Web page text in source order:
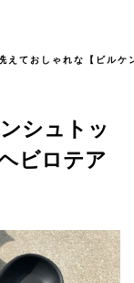
えておしゃれな【ビル
シュトッ
ビロテア